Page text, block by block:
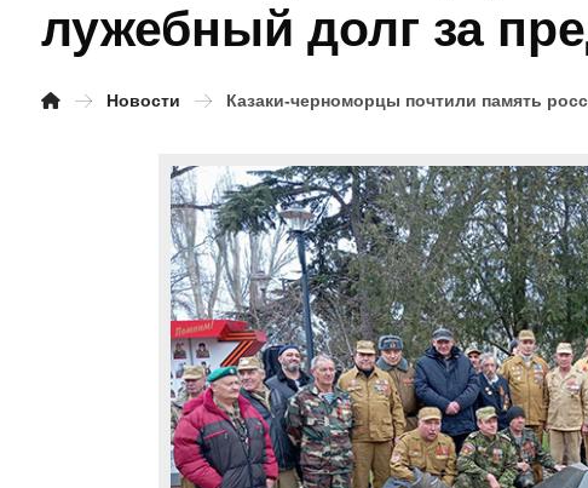
лужебный долг за
Новости Казаки-черноморцы почтили память